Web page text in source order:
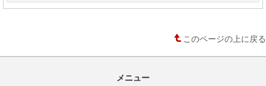
このページの上に戻る
メニュー